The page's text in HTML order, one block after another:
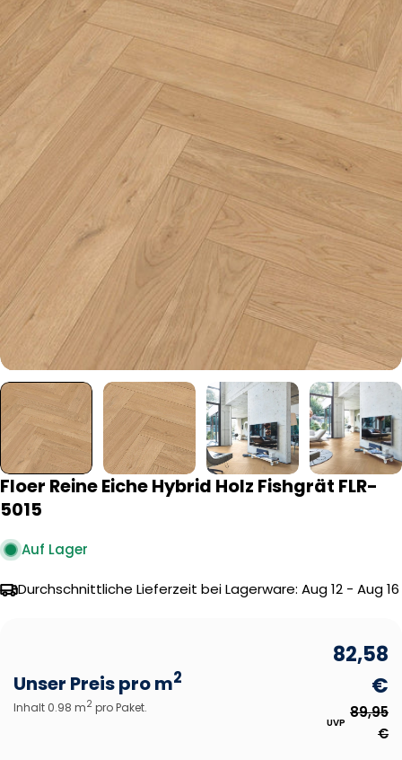
Sie das Medium 0 im Modalformat
Floer Reine Eiche Hybrid Holz Fishgrät FLR-
5015
Auf Lager
Durchschnittliche Lieferzeit bei Lagerware: Aug 12 - Aug 16
Unser Preis pro m2
Inhalt 0.98 m2 pro Paket.
82,58
€
UVP
89,95
€